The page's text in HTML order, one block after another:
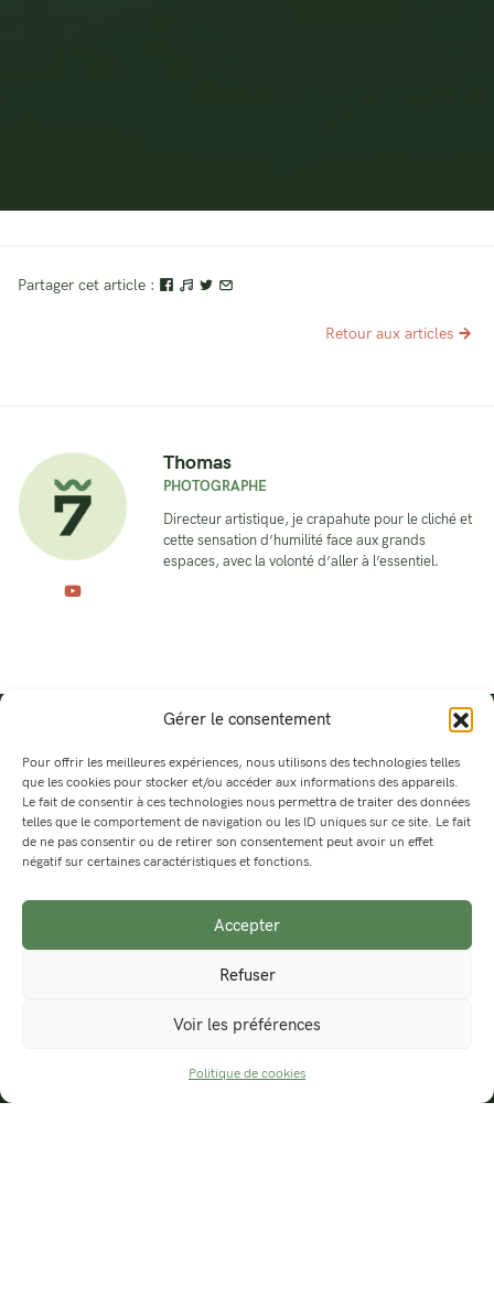
Gérer le consentement
Pour offrir les meilleures expériences, nous utilisons des technologies telles
que les cookies pour stocker et/ou accéder aux informations des appareils.
Le fait de consentir à ces technologies nous permettra de traiter des données
telles que le comportement de navigation ou les ID uniques sur ce site. Le fait
de ne pas consentir ou de retirer son consentement peut avoir un effet
négatif sur certaines caractéristiques et fonctions.
Accepter
Refuser
Voir les préférences
Politique de cookies
Partager cet article :
Retour aux articles
Thomas
PHOTOGRAPHE
Directeur artistique, je crapahute pour le cliché et
cette sensation d’humilité face aux grands
espaces, avec la volonté d’aller à l’essentiel.
Photographie - Design graphique - Musique
Rhône-Alpes
Carte des randonnées
PRENDRE UN RACCOURCI